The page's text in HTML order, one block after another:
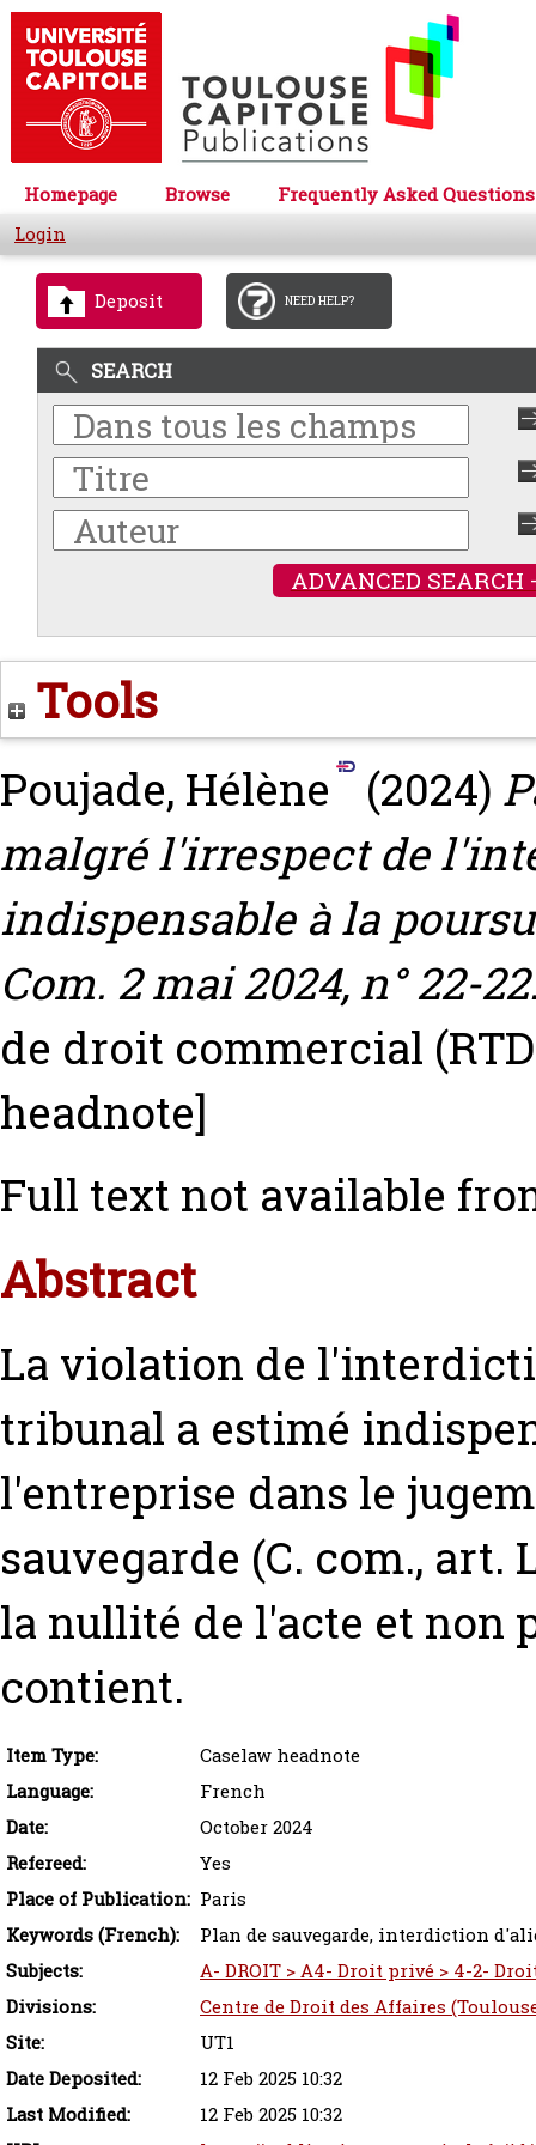
Homepage Browse
Frequently Asked Questions
Login
Deposit NEED HELP?
SEARCH
ADVANCED SEARCH
Tools
Poujade, Hélène (2024)
malgré l'irrespect de
indispensable à la
Com. 2 mai 2024, n° 22-
de droit commercial
headnote]
Full text not available
Abstract
La violation de
tribunal a estimé
l'entreprise dans le
sauvegarde (C. com., art.
la nullité de l'acte et non
contient.
Item Type:
Caselaw headnote
Language:
French
Date:
October 2024
Refereed:
Yes
Place of Publication: Paris
Keywords (French):
Plan de sauvegarde, interdiction
Subjects:
A- DROIT > A4- Droit privé > 4-2-
Divisions:
Centre de Droit des Affaires
Site:
UT1
Date Deposited:
12 Feb 2025 10:32
Last Modified:
12 Feb 2025 10:32